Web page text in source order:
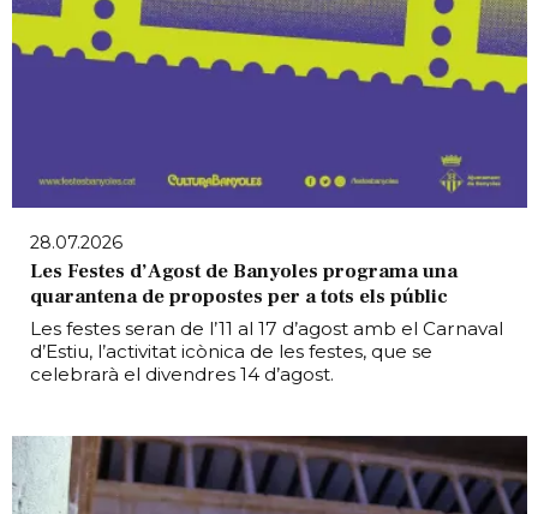
28.07.2026
Les Festes d’Agost de Banyoles programa una
quarantena de propostes per a tots els públic
Les festes seran de l’11 al 17 d’agost amb el Carnaval
d’Estiu, l’activitat icònica de les festes, que se
celebrarà el divendres 14 d’agost.